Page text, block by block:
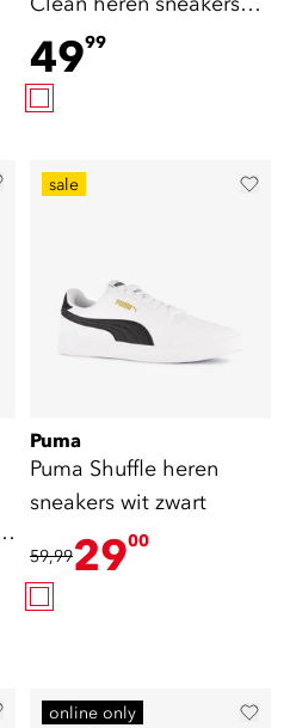
wit
4999
sale
Puma
Puma Shuffle heren
sneakers wit zwart
59,992900
online only